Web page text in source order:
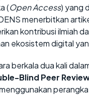
(Open Access) yang
menerbitkan
kontribusi ilmiah
ekosistem digital
berkala dua kali
Blind Peer